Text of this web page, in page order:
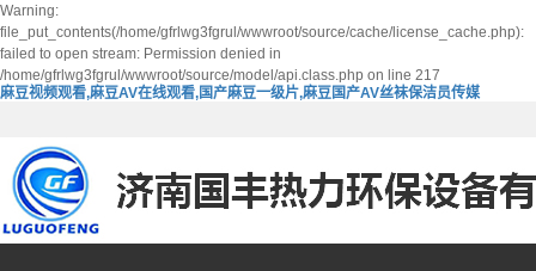
Warning:
file_put_contents(/home/gfrlwg3fgrul/wwwroot/source/cache/license_cache.php):
failed to open stream: Permission denied in
/home/gfrlwg3fgrul/wwwroot/source/model/api.class.php on line 217
麻豆视频观看,麻豆AV在线观看,国产麻豆一级片,麻豆国产AV丝袜保洁员传媒